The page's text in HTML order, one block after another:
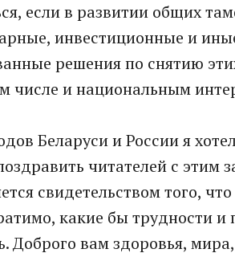
если в развитии общих
инвестиционные и
решения по снятию
числе и национальным
Беларуси и России я
читателей с этим
свидетельством того,
какие бы трудности и
Доброго вам здоровья,